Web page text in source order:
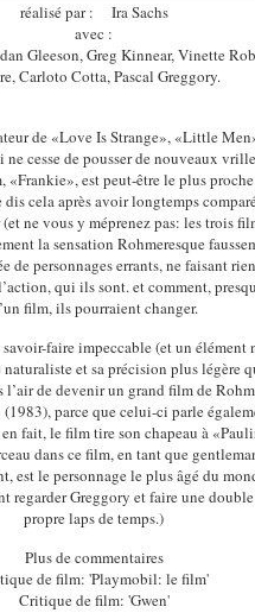
réalisé par : Ira Sachs
avec :
Gleeson, Greg Kinnear, Vinette
Carloto Cotta, Pascal Greggory.
de «Love Is Strange», «Little
cesse de pousser de nouveaux
est peut-être le plus
cela après avoir longtemps
ne vous y méprenez pas: les trois
la sensation Rohmeresque
de personnages errants, ne faisant
qui ils sont. et comment,
film, ils pourraient changer.
faire impeccable (et un
et sa précision plus légère
l’air de devenir un grand film de
parce que celui-ci parle
fait, le film tire son chapeau à
dans ce film, en tant que
est le personnage le plus âgé du
regarder Greggory et faire une
propre laps de temps.)
Plus de commentaires
de film: 'Playmobil: le film'
Critique de film: 'Gwen'